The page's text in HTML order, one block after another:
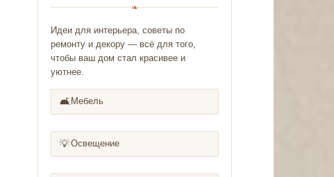
❧
Идеи для интерьера, советы по
ремонту и декору — всё для того,
чтобы ваш дом стал красивее и
уютнее.
🛋️ Мебель
💡Освещение